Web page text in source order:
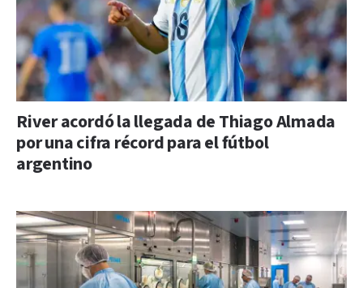
River acordó la llegada de Thiago Almada
por una cifra récord para el fútbol
argentino